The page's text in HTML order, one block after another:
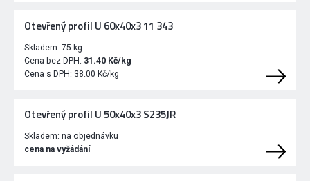
Otevřený profil U 60x40x3 11 343
Skladem: 75 kg
Cena bez DPH: 31.40 Kč/kg
Cena s DPH: 38.00 Kč/kg
Otevřený profil U 50x40x3 S235JR
Skladem: na objednávku
cena na vyžádání